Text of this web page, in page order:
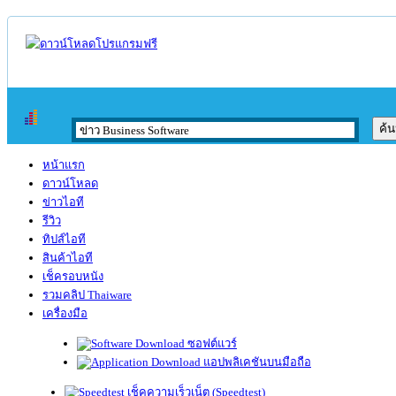
หน้าแรก
ดาวน์โหลด
ข่าวไอที
รีวิว
ทิปส์ไอที
สินค้าไอที
เช็ครอบหนัง
รวมคลิป Thaiware
เครื่องมือ
ซอฟต์แวร์
แอปพลิเคชันบนมือถือ
เช็คความเร็วเน็ต (Speedtest)